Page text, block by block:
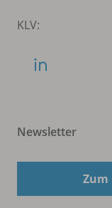
KLV:
Newsletter